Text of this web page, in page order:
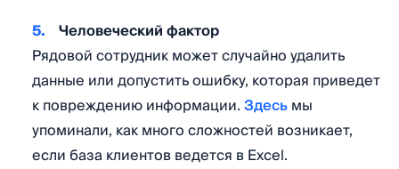
Человеческий фактор
Рядовой сотрудник может случайно удалить
данные или допустить ошибку, которая приведет
к повреждению информации.Здесьмы
упоминали, как много сложностей возникает,
если база клиентов ведется в Excel.